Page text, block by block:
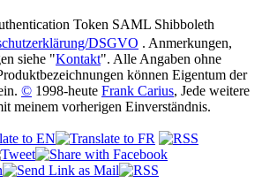
Token SAML Shibboleth
DSGVO . Anmerkungen,
siehe "Kontakt". Alle Angaben ohne
können Eigentum der
© 1998-heute Frank Carius, Jede weitere
meinem vorherigen Einverständnis.